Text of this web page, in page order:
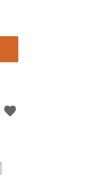
favorite